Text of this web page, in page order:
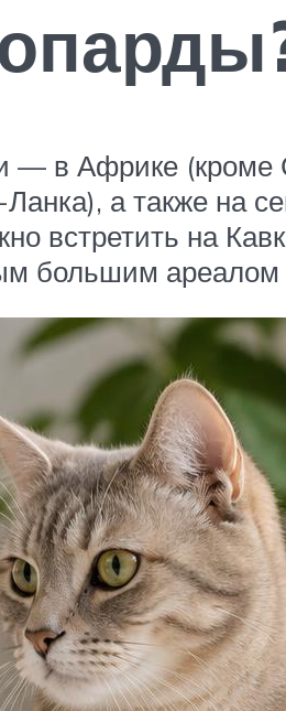
— в Африке
а также на
встретить на
большим ареалом